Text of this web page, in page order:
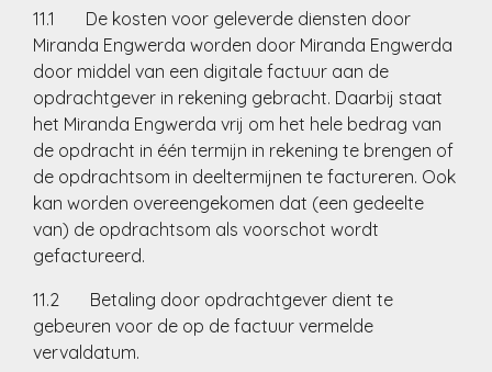
11.1 De kosten voor geleverde diensten door
Miranda Engwerda worden door Miranda Engwerda
door middel van een digitale factuur aan de
opdrachtgever in rekening gebracht. Daarbij staat
het Miranda Engwerda vrij om het hele bedrag van
de opdracht in één termijn in rekening te brengen of
de opdrachtsom in deeltermijnen te factureren. Ook
kan worden overeengekomen dat (een gedeelte
van) de opdrachtsom als voorschot wordt
gefactureerd.
11.2 Betaling door opdrachtgever dient te
gebeuren voor de op de factuur vermelde
vervaldatum.